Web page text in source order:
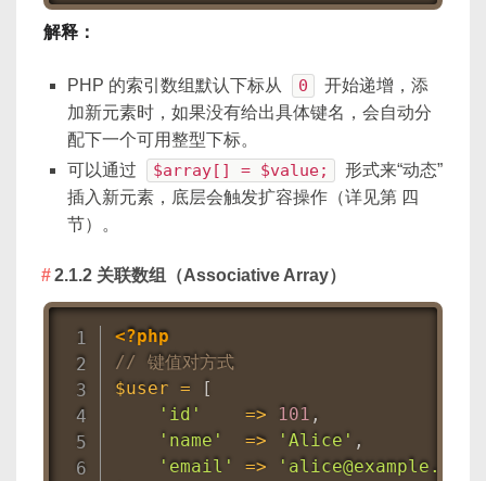
解释：
PHP 的索引数组默认下标从 0
开始递增，添
加新元素时，如果没有给出具体键名，会自动分
配下一个可用整型下标。
可以通过
$array[] = $value;
形式来“动态”
插入新元素，底层会触发扩容操作（详见第 四
节）。
2.1.2 关联数组（Associative Array）
<?php
// 键值对方式
$user =
[
'id'
=> 101 ,
'name'
=> 'Alice' ,
'email'
=>
'alice@example.com'